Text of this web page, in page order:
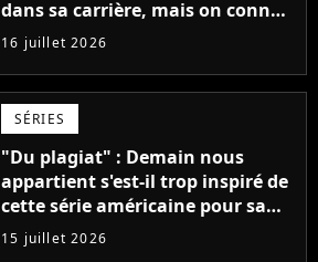
dans sa carrière, mais on connaît
déjà son prochain projet !
16 juillet 2026
SÉRIES
"Du plagiat" : Demain nous
appartient s'est-il trop inspiré de
cette série américaine pour sa
saga de l'été ?
15 juillet 2026